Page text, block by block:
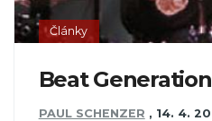
Články
Beat Generation
PAUL SCHENZER , 14. 4.